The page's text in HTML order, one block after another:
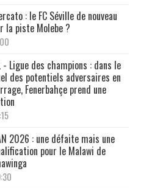
: le FC Séville de nouveau
la piste Molebe ?
- Ligue des champions : dans le
des potentiels adversaires en
Fenerbahçe prend une
2026 : une défaite mais une
pour le Malawi de